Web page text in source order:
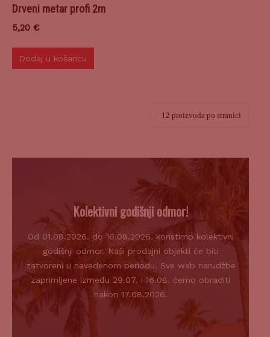
Drveni metar profi 2m
5,20 €
Dodaj u košaricu
Kolektivni godišnji odmor!
Od 01.08.2026. do 16.08.2026. koristimo kolektivni
godišnji odmor. Naši prodajni objekti će biti
zatvoreni u navedenom periodu. Sve web narudžbe
zaprimljene između 29.07. i 16.08. ćemo obraditi
nakon 17.08.2026.